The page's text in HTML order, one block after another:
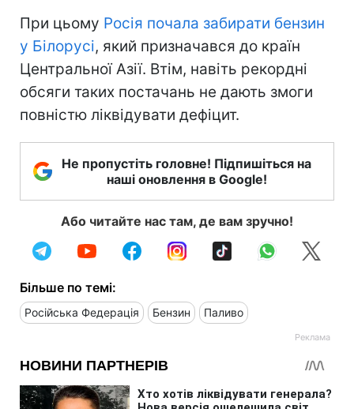
При цьому Росія почала забирати бензин
у Білорусі, який призначався до країн
Центральної Азії. Втім, навіть рекордні
обсяги таких постачань не дають змоги
повністю ліквідувати дефіцит.
Не пропустіть головне! Підпишіться на
наші оновлення в Google!
Або читайте нас там, де вам зручно!
Більше по темі:
Російська Федерація Бензин Паливо